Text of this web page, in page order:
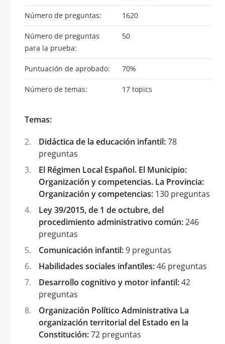
Número de preguntas: 1620
Número de preguntas
para la prueba:
50
Puntuación de aprobado: 70%
Número de temas: 17 topics
Temas:
Didáctica de la educación infantil:78
preguntas
El Régimen Local Español. El Municipio:
Organización y competencias. La Provincia:
Organización y competencias: 130 preguntas
Ley 39/2015, de 1 de octubre, del
procedimiento administrativo común:246
preguntas
Comunicación infantil:9 preguntas
Habilidades sociales infantiles:46 preguntas
Desarrollo cognitivo y motor infantil:42
preguntas
Organización Político Administrativa La
organización territorial del Estado en la
Constitución:72 preguntas